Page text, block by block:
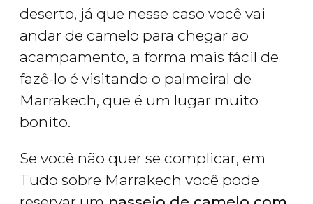
deserto, já que nesse caso você vai
andar de camelo para chegar ao
acampamento, a forma mais fácil de
fazê-lo é visitando o palmeiral de
Marrakech, que é um lugar muito
bonito.
Se você não quer se complicar, em
Tudo sobre Marrakech você pode